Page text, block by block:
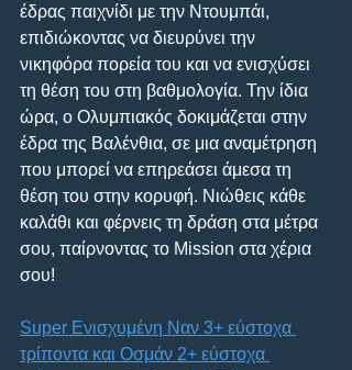
έδρας παιχνίδι με την Ντουμπάι,
επιδιώκοντας να διευρύνει την
νικηφόρα πορεία του και να ενισχύσει
τη θέση του στη βαθμολογία. Την ίδια
ώρα, ο Ολυμπιακός δοκιμάζεται στην
έδρα της Βαλένθια, σε μια αναμέτρηση
που μπορεί να επηρεάσει άμεσα τη
θέση του στην κορυφή. Νιώθεις κάθε
καλάθι και φέρνεις τη δράση στα μέτρα
σου, παίρνοντας το Mission στα χέρια
σου!
Super Ενισχυμένη Ναν 3+ εύστοχα
τρίποντα και Οσμάν 2+ εύστοχα